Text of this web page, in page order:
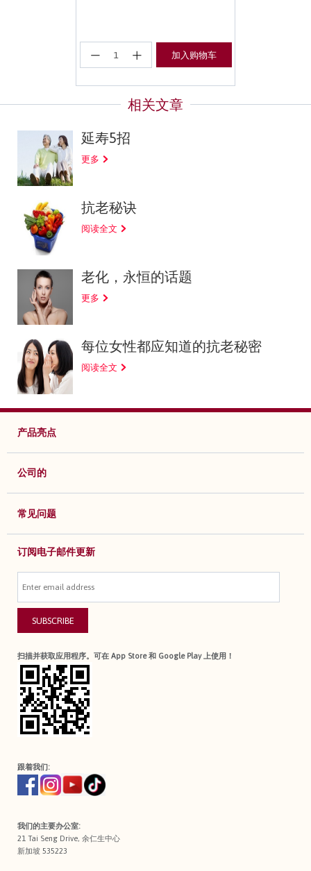
加入购物车
延寿5招
更多
抗老秘诀
阅读全文
老化，永恒的话题
更多
每位女性都应知道的抗老秘密
阅读全文
产品亮点
公司的
常见问题
订阅电子邮件更新
SUBSCRIBE
扫描并获取应用程序。可在 App Store 和 Google Play 上使用！
跟着我们:
我们的主要办公室:
21 Tai Seng Drive, 余仁生中心
新加坡 535223